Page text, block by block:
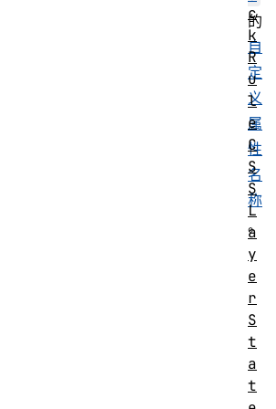
的
自
定
义
属
性
名
称
。
c
k
R
u
l
e
C
S
S
L
a
y
e
r
S
t
a
t